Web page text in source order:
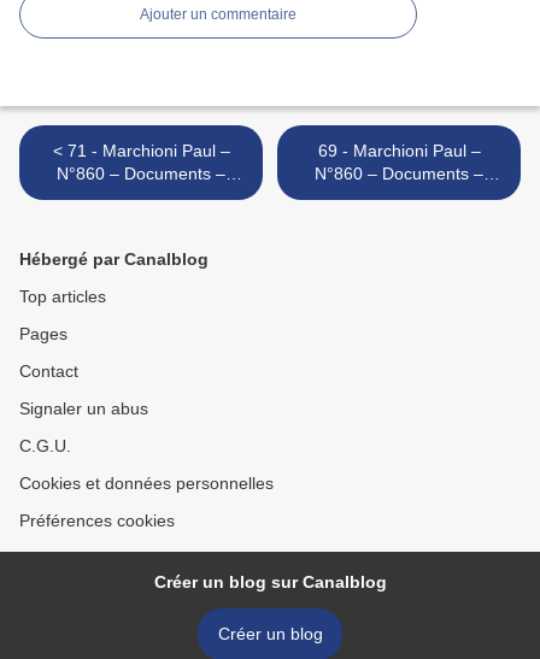
Ajouter un commentaire
< 71 - Marchioni Paul –
N°860 – Documents –
Bastia le 17 Juillet 2012
69 - Marchioni Paul –
N°860 – Documents –
Bastia le 17 Juillet 2012 >
Hébergé par Canalblog
Top articles
Pages
Contact
Signaler un abus
C.G.U.
Cookies et données personnelles
Préférences cookies
Créer un blog sur Canalblog
Créer un blog